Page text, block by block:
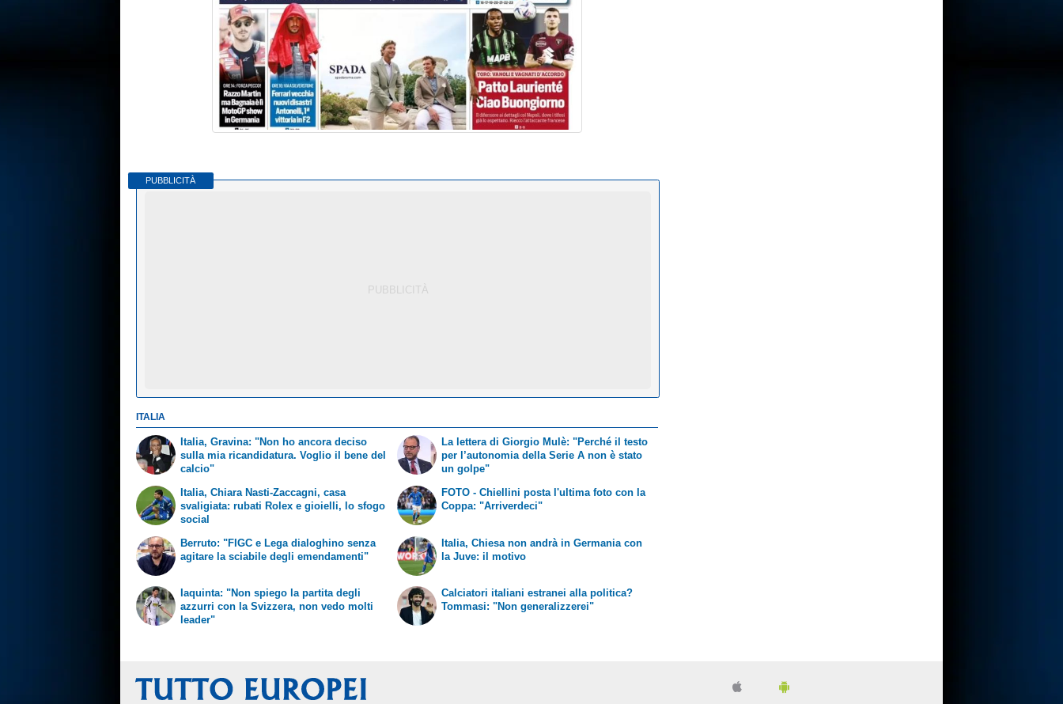
PUBBLICITÀ
ITALIA
Italia, Gravina: "Non ho ancora deciso
sulla mia ricandidatura. Voglio il bene del
calcio"
Italia, Chiara Nasti-Zaccagni, casa
svaligiata: rubati Rolex e gioielli, lo sfogo
social
La lettera di Giorgio Mulè: "Perché il testo
per l’autonomia della Serie A non è stato
un golpe"
FOTO - Chiellini posta l'ultima foto con la
Coppa: "Arriverdeci"
Berruto: "FIGC e Lega dialoghino senza
agitare la sciabile degli emendamenti"
Iaquinta: "Non spiego la partita degli
azzurri con la Svizzera, non vedo molti
leader"
Italia, Chiesa non andrà in Germania con
la Juve: il motivo
Calciatori italiani estranei alla politica?
Tommasi: "Non generalizzerei"